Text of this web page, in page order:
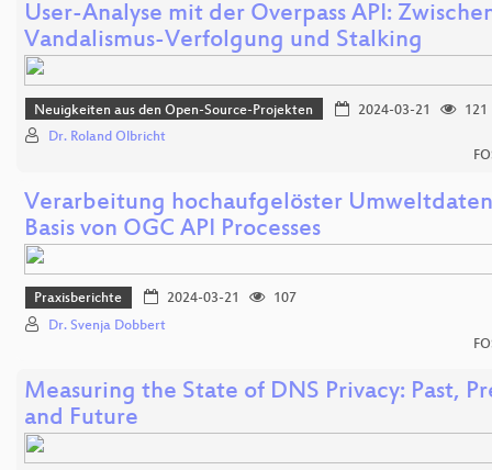
User-Analyse mit der Overpass API:
Vandalismus-Verfolgung und Stalking
Neuigkeiten aus den Open-Source-Projekten 2024-03-21
121
Dr. Roland Olbricht
Verarbeitung hochaufgelöster
Basis von OGC API Processes
Praxisberichte 2024-03-21
107
Dr. Svenja Dobbert
Measuring the State of DNS Privacy: Past,
and Future